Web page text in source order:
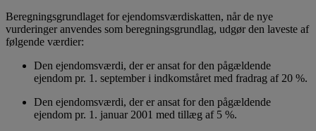
Beregningsgrundlaget for ejendomsværdiskatten, når de nye
vurderinger anvendes som beregningsgrundlag, udgør den laveste af
følgende værdier:
Den ejendomsværdi, der er ansat for den pågældende
ejendom pr. 1. september i indkomståret med fradrag af 20 %.
Den ejendomsværdi, der er ansat for den pågældende
ejendom pr. 1. januar 2001 med tillæg af 5 %.